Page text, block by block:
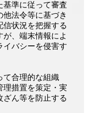
基準に従って審査
他法令等に基づき
信状況を把握する
、端末情報によ
イバシーを侵害す
て合理的な組織
理措置を策定・実
ざん等を防止する